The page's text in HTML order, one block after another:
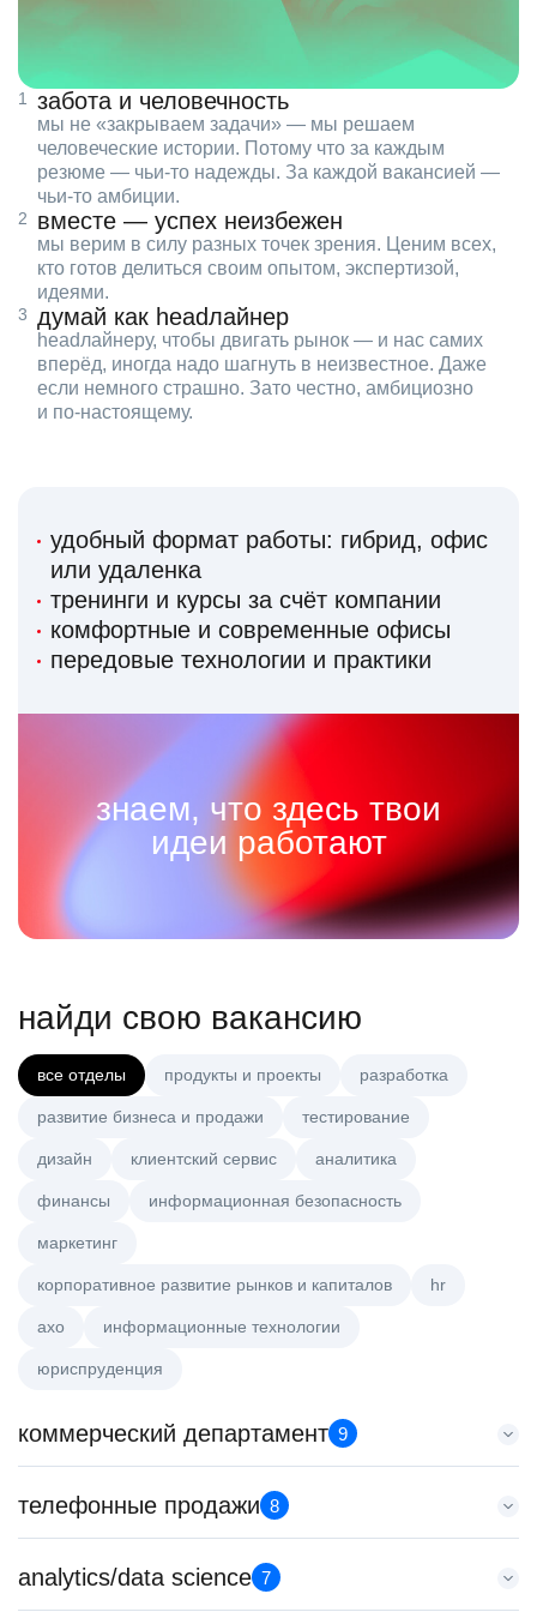
забота и человечность
мы не «закрываем задачи» — мы решаем
человеческие истории. Потому что за каждым
резюме — чьи‑то надежды. За каждой вакансией —
чьи‑то амбиции.
вместе — успех неизбежен
мы верим в силу разных точек зрения. Ценим всех,
кто готов делиться своим опытом, экспертизой,
идеями.
думай как headлайнер
headлайнеру, чтобы двигать рынок — и нас самих
вперёд, иногда надо шагнуть в неизвестное. Даже
если немного страшно. Зато честно, амбициозно
и по‑настоящему.
удобный формат работы: гибрид, офис
или удаленка
тренинги и курсы за счёт компании
комфортные и современные офисы
передовые технологии и практики
знаем, что здесь твои
идеи работают
найди свою вакансию
все отделы продукты и проекты разработка
развитие бизнеса и продажи тестирование
дизайн клиентский сервис аналитика
финансы информационная безопасность
маркетинг
корпоративное развитие рынков и капиталов hr
axo информационные технологии
юриспруденция
коммерческий департамент 9
Key Account Manager (EdTech)
HeadHunter::Коммерческий департамент
150000 ₽
телефонные продажи 8
Менеджер по продажам B2B
HeadHunter::Телефонные продажи
analytics/data science 7